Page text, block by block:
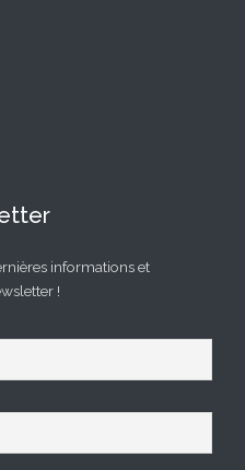
informations et
!